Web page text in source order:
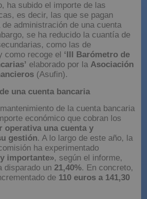
ha subido el importe de las
es decir, las que se pagan
administración de una cuenta
se ha reducido la cuantía de
como las de
como recoge el ‘III Barómetro de
elaborado por la Asociación
(Asufin).
una cuenta bancaria
de la cuenta bancaria
económico que cobran los
operativa una cuenta y
gestión. A lo largo de este año, la
ha experimentado
importante», según el informe,
disparado un 21,40%. En concreto,
de 110 euros a 141,30